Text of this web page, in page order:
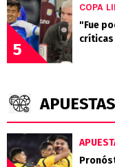
5
COPA
"Fue
críticas
APUESTAS